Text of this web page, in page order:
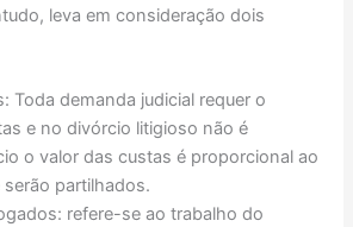
leva em consideração dois
Toda demanda judicial requer o
e no divórcio litigioso não é
o valor das custas é proporcional ao
partilhados.
refere-se ao trabalho do